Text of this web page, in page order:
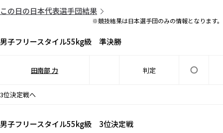
この日の日本代表選手団結果
※競技結果は日本選手団のみの情報となります。
男子フリースタイル55kg級 準決勝
田南部 力 判定
3位決定戦へ
男子フリースタイル55kg級 3位決定戦